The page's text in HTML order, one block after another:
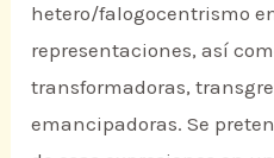
hetero/falogocentrismo
representaciones, así
transformadoras,
emancipadoras. Se